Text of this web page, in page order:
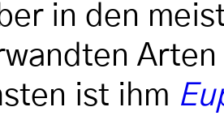
in den
ist ihm